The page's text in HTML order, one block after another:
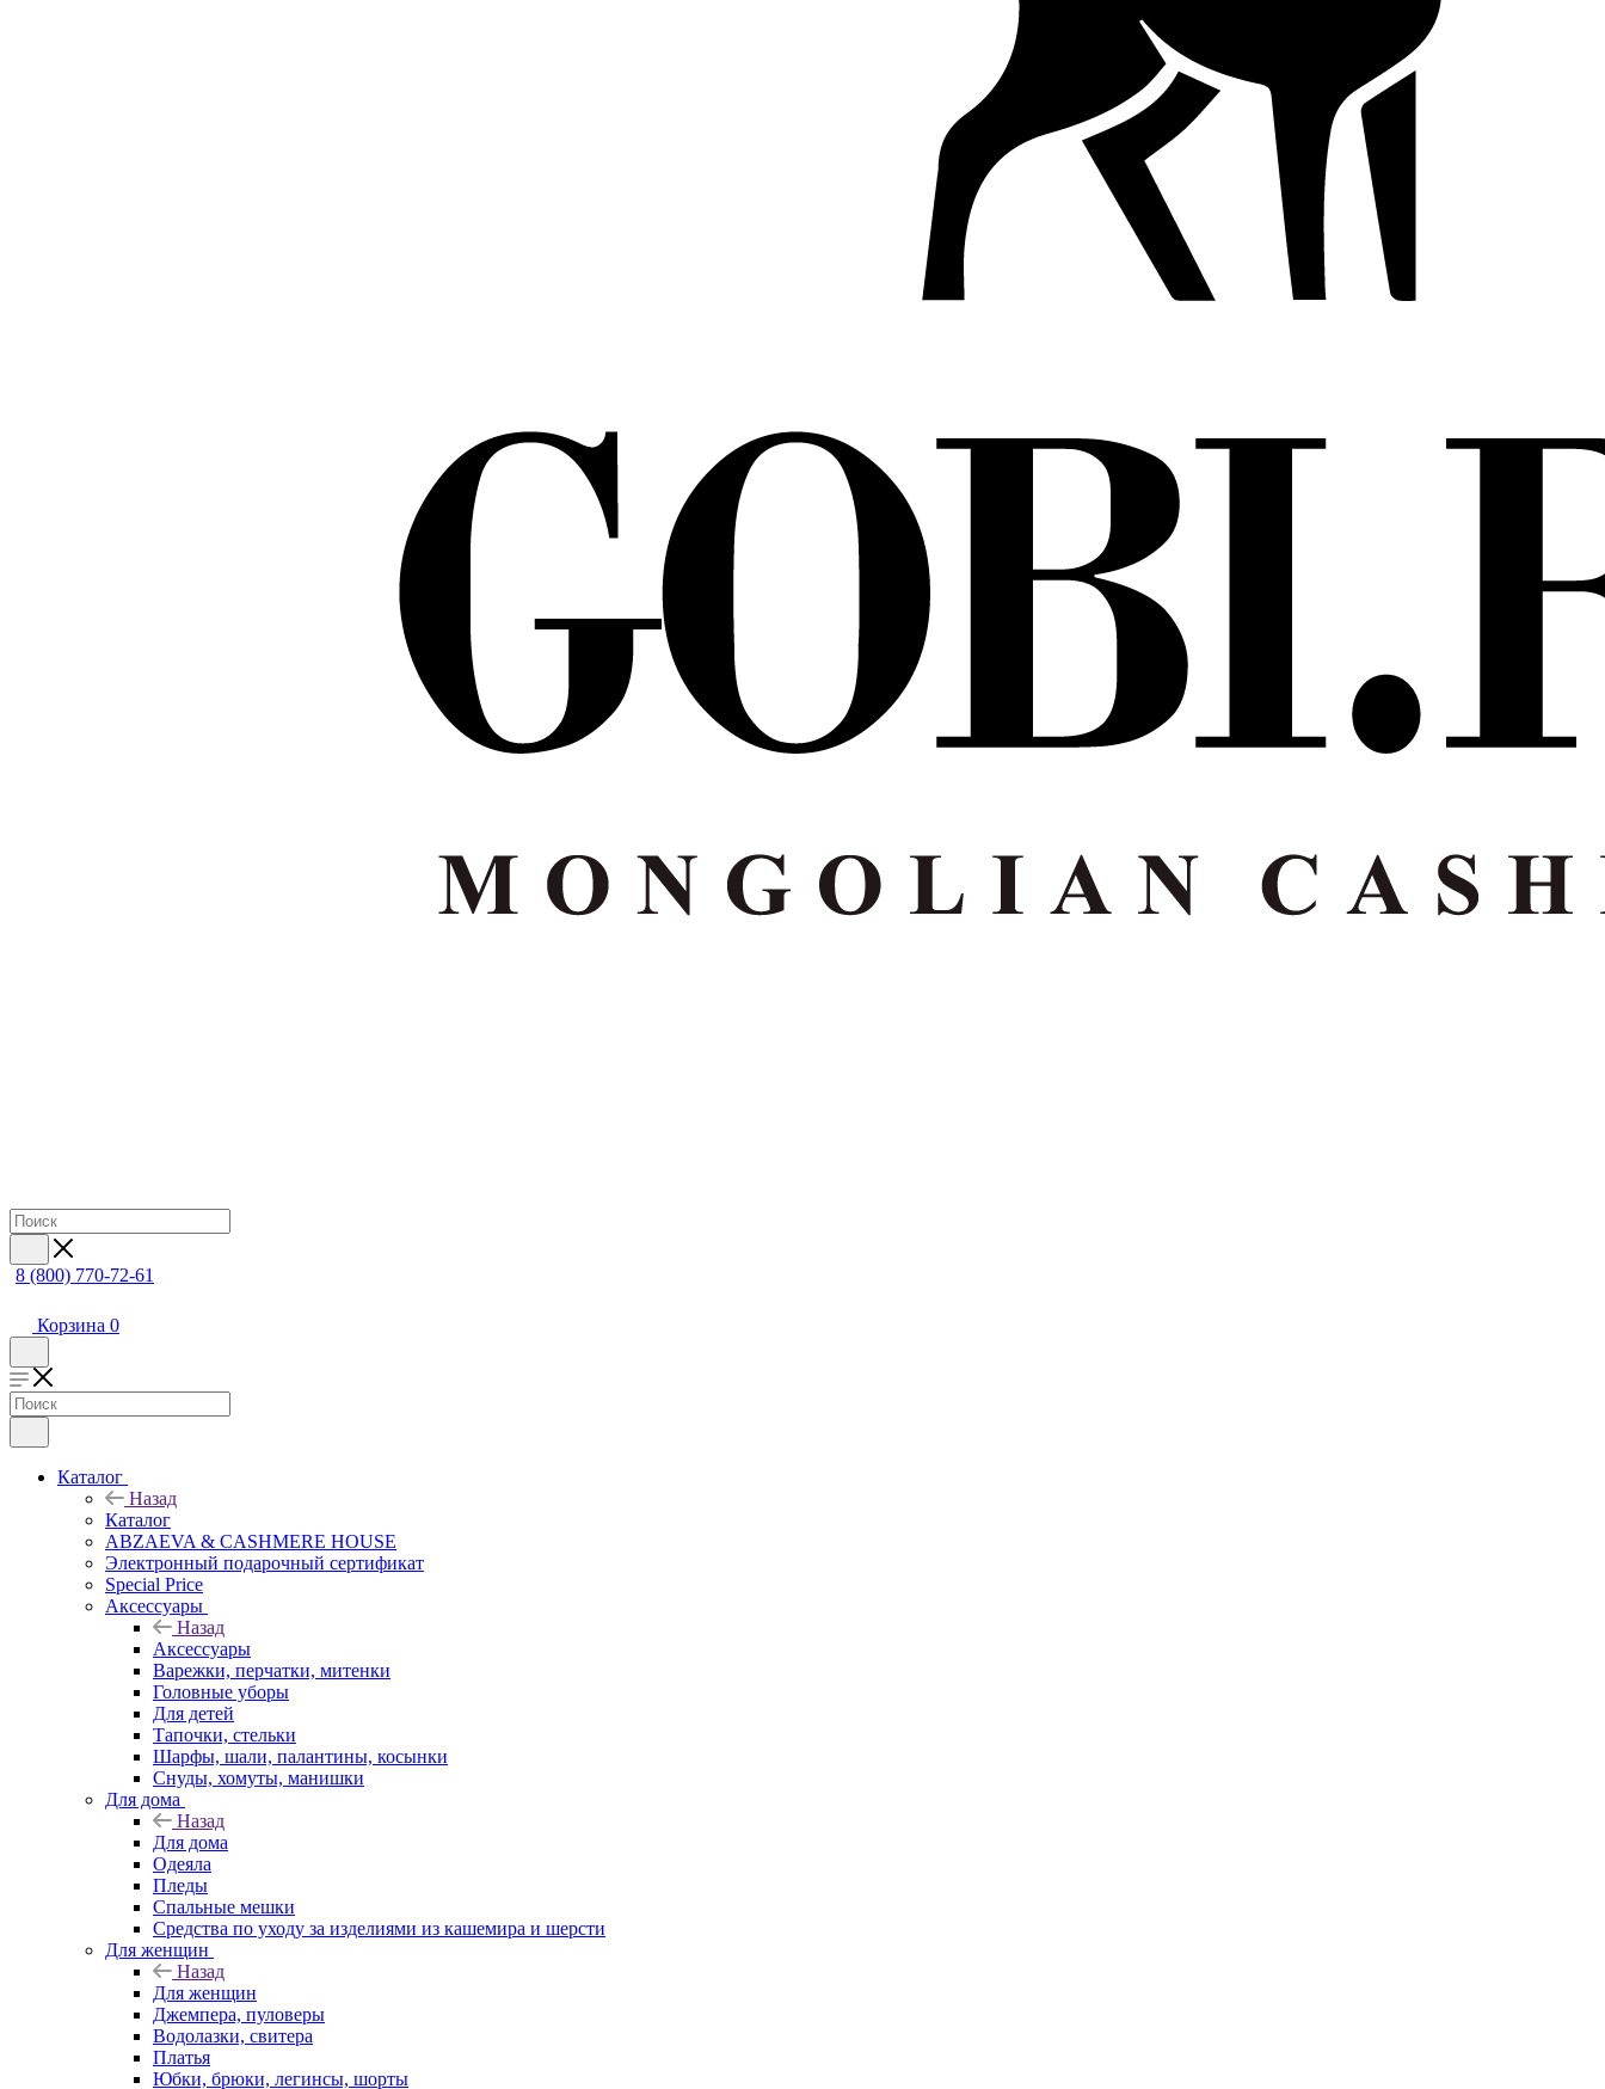
8 (800) 770-72-61
Корзина 0
Каталог
Назад
Каталог
ABZAEVA & CASHMERE HOUSE
Электронный подарочный сертификат
Special Price
Аксессуары
Назад
Аксессуары
Варежки, перчатки, митенки
Головные уборы
Для детей
Тапочки, стельки
Шарфы, шали, палантины, косынки
Снуды, хомуты, манишки
Для дома
Назад
Для дома
Одеяла
Пледы
Спальные мешки
Средства по уходу за изделиями из кашемира и шерсти
Для женщин
Назад
Для женщин
Джемпера, пуловеры
Водолазки, свитера
Платья
Юбки, брюки, легинсы, шорты